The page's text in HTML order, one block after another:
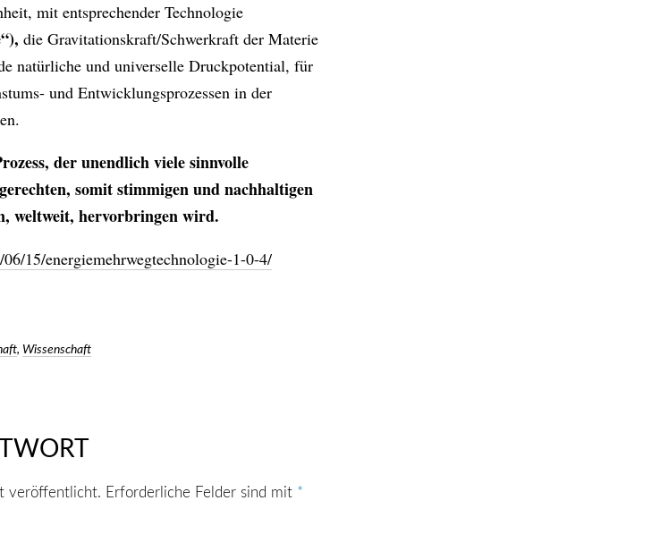
mit entsprechender Technologie
die Gravitationskraft/Schwerkraft der Materie
natürliche und universelle Druckpotential, für
und Entwicklungsprozessen in der
der unendlich viele sinnvolle
somit stimmigen und nachhaltigen
weltweit, hervorbringen wird.
15/energiemehrwegtechnologie-1-0-4/
, Wissenschaft
veröffentlicht. Erforderliche Felder sind mit *